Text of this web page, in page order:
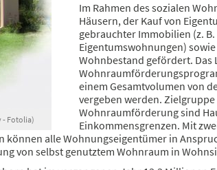
- Fotolia)
Im Rahmen des sozialen
Häusern, der Kauf von
gebrauchter Immobilien (z.
Eigentumswohnungen)
Wohnbestand gefördert. Das
einem Gesamtvolumen von
vergeben werden.
Wohnraumförderung sind
Einkommensgrenzen. Mit
alle Wohnungseigentümer in
von selbst genutztem Wohnraum in